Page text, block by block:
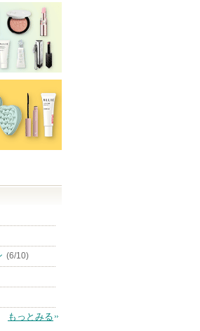
ーム
ブースター美容液
An四季+
(6/10)
もっとみる